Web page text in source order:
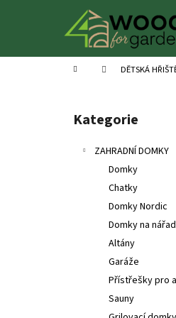
Domů DĚTSKÁ
Přeskočit
kategorie
Kategorie
ZAHRADNÍ DOMKY
Domky
Chatky
Domky Nordic
Domky na
Altány
Garáže
Přístřešky pro
Sauny
í
Zpět
do
Zpět
do
DĚTSKÝ DOMEK